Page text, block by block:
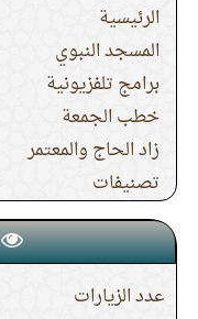
الرئيسية
المسجد النبوي
برامج تلفزيونية
خطب الجمعة
زاد الحاج والمعتمر
تصنيفات
عدد الزيارات